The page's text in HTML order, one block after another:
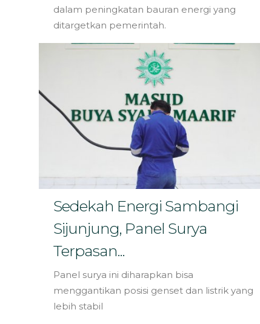
dalam peningkatan bauran energi yang
ditargetkan pemerintah.
Sedekah Energi Sambangi
Sijunjung, Panel Surya
Terpasan...
Panel surya ini diharapkan bisa
menggantikan posisi genset dan listrik yang
lebih stabil